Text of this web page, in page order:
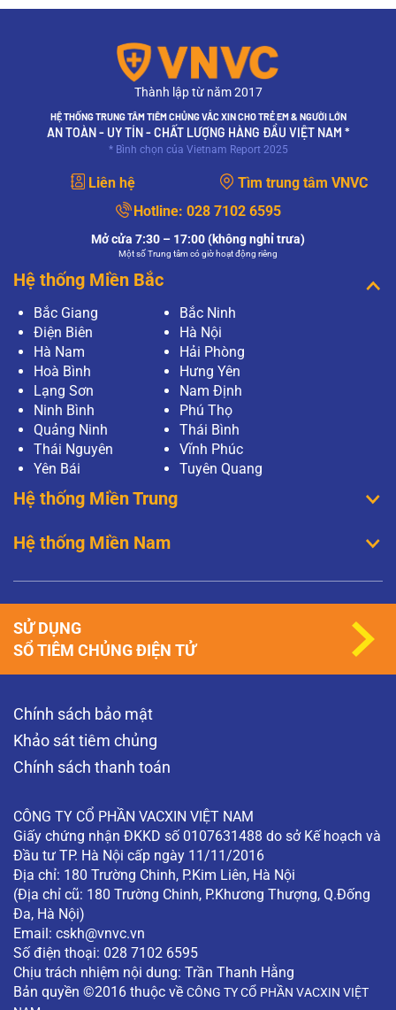
Thành lập từ năm 2017
HỆ THỐNG TRUNG TÂM TIÊM CHỦNG VẮC XIN CHO TRẺ EM & NGƯỜI LỚN
AN TOÀN - UY TÍN - CHẤT LƯỢNG HÀNG ĐẦU VIỆT NAM *
* Bình chọn của Vietnam Report 2025
Liên hệ
Tìm trung tâm VNVC
Hotline: 028 7102 6595
Mở cửa 7:30 – 17:00 (không nghỉ trưa)
Một số Trung tâm có giờ hoạt động riêng
Hệ thống Miền Bắc
Bắc Giang
Bắc Ninh
Điện Biên
Hà Nội
Hà Nam
Hải Phòng
Hoà Bình
Hưng Yên
Lạng Sơn
Nam Định
Ninh Bình
Phú Thọ
Quảng Ninh
Thái Bình
Thái Nguyên
Vĩnh Phúc
Yên Bái
Tuyên Quang
Hệ thống Miền Trung
Hệ thống Miền Nam
Chính sách bảo mật
Khảo sát tiêm chủng
Chính sách thanh toán
CÔNG TY CỔ PHẦN VACXIN VIỆT NAM
Giấy chứng nhận ĐKKD số 0107631488 do sở Kế hoạch và
Đầu tư TP. Hà Nội cấp ngày 11/11/2016
Địa chỉ: 180 Trường Chinh, P.Kim Liên, Hà Nội
(Địa chỉ cũ: 180 Trường Chinh, P.Khương Thượng, Q.Đống
Đa, Hà Nội)
Email: cskh@vnvc.vn
Số điện thoại: 028 7102 6595
Chịu trách nhiệm nội dung: Trần Thanh Hằng
Bản quyền ©2016 thuộc về CÔNG TY CỔ PHẦN VACXIN VIỆT
SỬ DỤNG
SỔ TIÊM CHỦNG ĐIỆN TỬ